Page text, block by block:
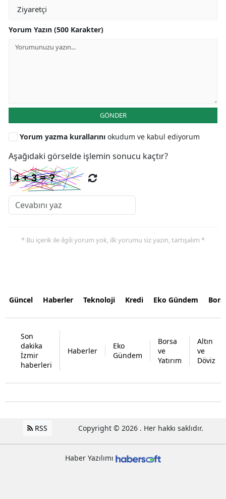
Yorum Yazın (500 Karakter)
GÖNDER
Yorum yazma kurallarını okudum ve kabul ediyorum
Aşağıdaki görselde işlemin sonucu kaçtır?
* Bu içerik ile ilgili yorum yok, ilk yorumu siz yazın, tartışalım *
Güncel Haberler Teknoloji Kredi Eko Gündem
Son
dakika
İzmir
haberleri
Haberler
Eko
Gündem
Borsa
ve
Yatırım
Altın
ve
Döviz
RSS Copyright © 2026 . Her hakkı saklıdır.
Haber Yazılımı